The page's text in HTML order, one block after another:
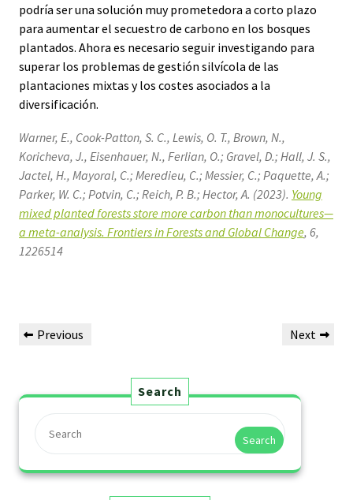
podría ser una solución muy prometedora a corto plazo
para aumentar el secuestro de carbono en los bosques
plantados. Ahora es necesario seguir investigando para
superar los problemas de gestión silvícola de las
plantaciones mixtas y los costes asociados a la
diversificación.
Warner, E., Cook-Patton, S. C., Lewis, O. T., Brown, N.,
Koricheva, J., Eisenhauer, N., Ferlian, O.; Gravel, D.; Hall, J. S.,
Jactel, H., Mayoral, C.; Meredieu, C.; Messier, C.; Paquette, A.;
Parker, W. C.; Potvin, C.; Reich, P. B.; Hector, A. (2023). Young
mixed planted forests store more carbon than monocultures—
a meta-analysis. Frontiers in Forests and Global Change, 6,
1226514
Previous Next
Search
Search